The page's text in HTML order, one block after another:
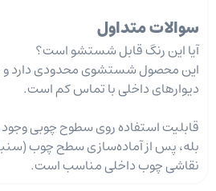
سوالات متداول
آیا این رنگ قابل شستشو است؟
این محصول شستشوی محدودی دارد
دیوارهای داخلی با تماس کم است.
قابلیت استفاده روی سطوح چوبی وجود
بله، پس از آماده‌سازی سطح چوب
نقاشی چوب داخلی مناسب است.